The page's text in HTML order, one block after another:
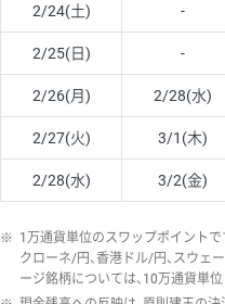
2/24(土) -
2/25(日) -
2/26(月) 2/28(水)
2/27(火) 3/1(木)
2/28(水) 3/2(金)
※ 1万通貨単位のスワップポイントで
クローネ/円、香港ドル/円、スウェ
ージ銘柄については、10万通貨単位